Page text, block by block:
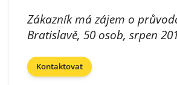
Zákazník má zájem o
Bratislavě, 50 osob, srpen
Kontaktovat